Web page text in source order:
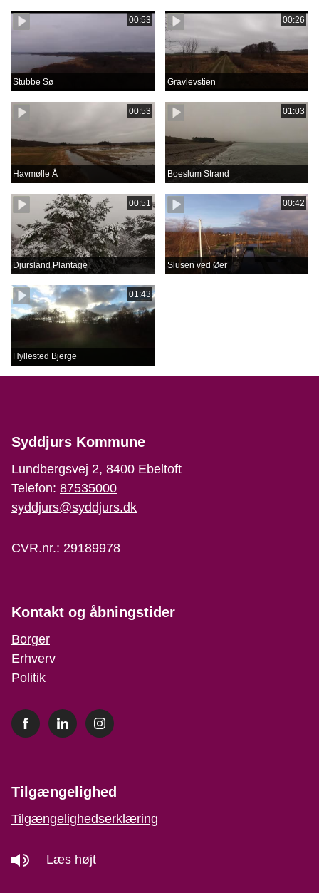
00:53
Stubbe Sø
00:26
Gravlevstien
00:53
Havmølle Å
01:03
Boeslum Strand
00:51
Djursland Plantage
00:42
Slusen ved Øer
01:43
Hyllested Bjerge
Syddjurs Kommune
Lundbergsvej 2, 8400 Ebeltoft
Telefon: 87535000
syddjurs@syddjurs.dk
CVR.nr.: 29189978
Kontakt og åbningstider
Borger
Erhverv
Politik
Tilgængelighed
Tilgængelighedserklæring
Læs højt